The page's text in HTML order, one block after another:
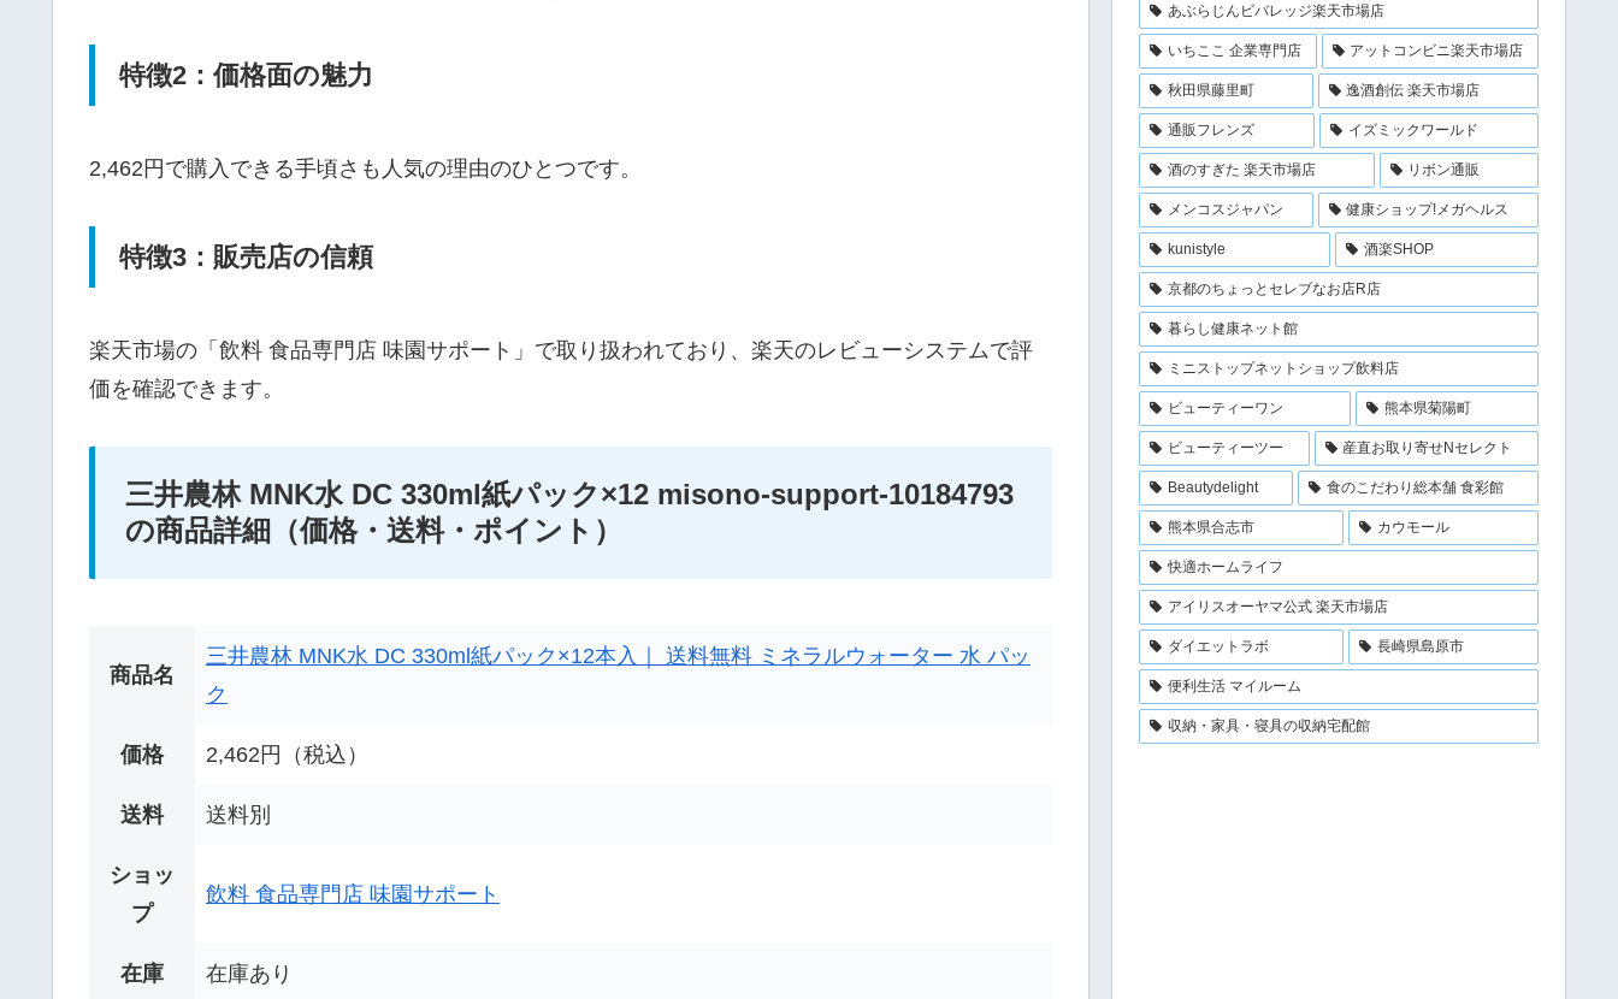
特徴2：価格面の魅力
2,462円で購入できる手頃さも人気の理由のひとつです。
特徴3：販売店の信頼
楽天市場の「飲料 食品専門店 味園サポート」で取り扱われており、楽天のレビューシステムで評
価を確認できます。
三井農林 MNK水 DC 330ml紙パック×12 misono-support-10184793
の商品詳細（価格・送料・ポイント）
商品名
三井農林 MNK水 DC 330ml紙パック×12本入｜ 送料無料 ミネラルウォーター 水 パッ
ク
価格 2,462円（税込）
送料 送料別
ショッ
プ
飲料 食品専門店 味園サポート
在庫 在庫あり
あぶらじんビバレッジ楽天市場店
いちここ 企業専門店 アットコンビニ楽天市場店
秋田県藤里町 逸酒創伝 楽天市場店
通販フレンズ イズミックワールド
酒のすぎた 楽天市場店 リボン通販
メンコスジャパン 健康ショップ!メガヘルス
kunistyle 酒楽SHOP
京都のちょっとセレブなお店R店
暮らし健康ネット館
ミニストップネットショップ飲料店
ビューティーワン 熊本県菊陽町
ビューティーツー 産直お取り寄せNセレクト
Beautydelight 食のこだわり総本舗 食彩館
熊本県合志市 カウモール
快適ホームライフ
アイリスオーヤマ公式 楽天市場店
ダイエットラボ 長崎県島原市
便利生活 マイルーム
収納・家具・寝具の収納宅配館